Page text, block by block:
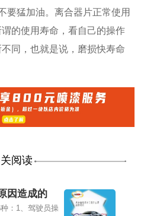
要猛加油。离合器片正常使用
的使用寿命，看自己的操作
同，也就是说，磨损快寿命
阅读
因造成的
：1、驾驶员操